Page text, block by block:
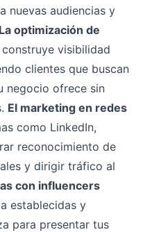
nuevas audiencias y
La optimización de
construye visibilidad
clientes que buscan
negocio ofrece sin
El marketing en redes
como LinkedIn,
reconocimiento de
y dirigir tráfico al
con influencers
establecidas y
para presentar tus